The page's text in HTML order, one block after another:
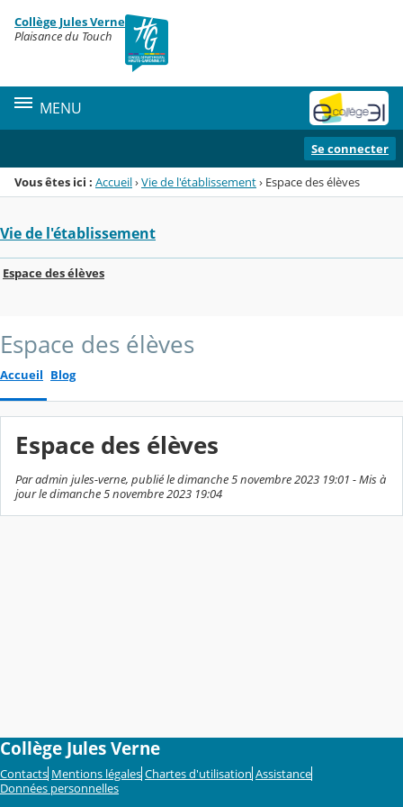
Menu de la rubrique
Contenu
Collège Jules Verne
Plaisance du Touch
MENU
Se connecter
Vous êtes ici : Accueil›Vie de l'établissement› Espace des élèves
Vie de l'établissement
Espace des élèves
Espace des élèves
Accueil Blog
Espace des élèves
Par admin jules-verne, publié le dimanche 5 novembre 2023 19:01 - Mis à
jour le dimanche 5 novembre 2023 19:04
Collège Jules Verne
Contacts Mentions légales Chartes d'utilisation Assistance
Données personnelles